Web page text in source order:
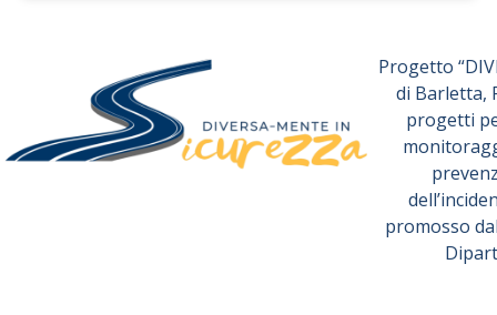
Progetto
di Barletta,
progetti
promosso